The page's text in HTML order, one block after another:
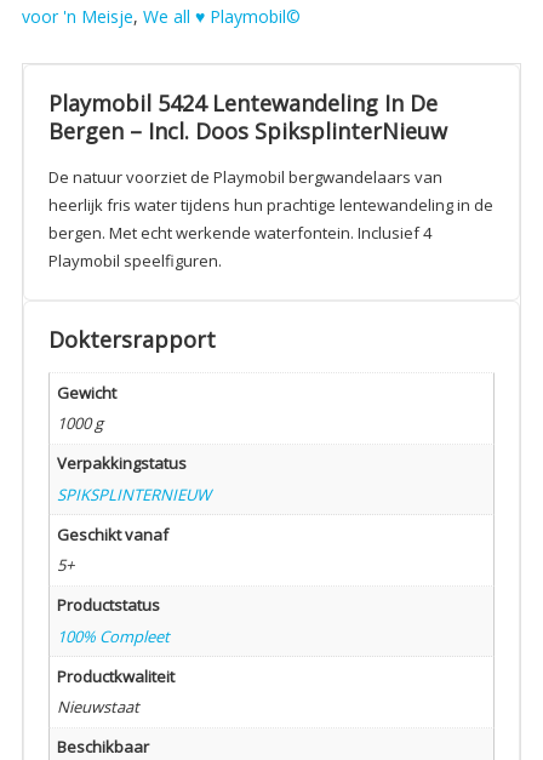
Incl.
SpiksplinterNieuw
aantal
voor 'n Meisje, We all ♥ Playmobil©
Playmobil 5424 Lentewandeling In De
Bergen – Incl. Doos SpiksplinterNieuw
De natuur voorziet de Playmobil bergwandelaars van
heerlijk fris water tijdens hun prachtige lentewandeling in de
bergen. Met echt werkende waterfontein. Inclusief 4
Playmobil speelfiguren.
Doktersrapport
Gewicht
1000 g
Verpakkingstatus
SPIKSPLINTERNIEUW
Geschikt vanaf
5+
Productstatus
100% Compleet
Productkwaliteit
Nieuwstaat
Beschikbaar